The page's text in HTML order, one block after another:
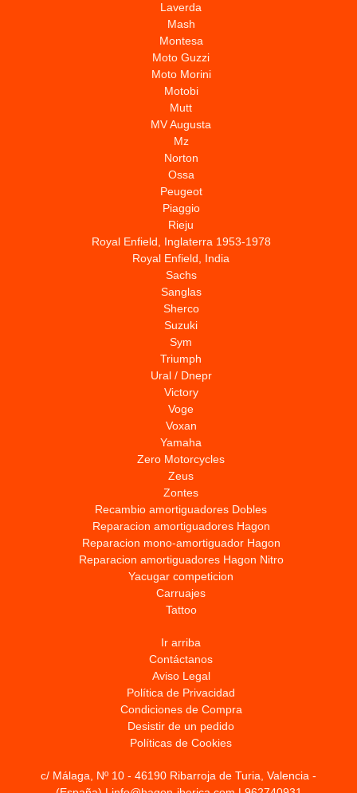
Laverda
Mash
Montesa
Moto Guzzi
Moto Morini
Motobi
Mutt
MV Augusta
Mz
Norton
Ossa
Peugeot
Piaggio
Rieju
Royal Enfield, Inglaterra 1953-1978
Royal Enfield, India
Sachs
Sanglas
Sherco
Suzuki
Sym
Triumph
Ural / Dnepr
Victory
Voge
Voxan
Yamaha
Zero Motorcycles
Zeus
Zontes
Recambio amortiguadores Dobles
Reparacion amortiguadores Hagon
Reparacion mono-amortiguador Hagon
Reparacion amortiguadores Hagon Nitro
Yacugar competicion
Carruajes
Tattoo
Ir arriba
Contáctanos
Aviso Legal
Política de Privacidad
Condiciones de Compra
Desistir de un pedido
Políticas de Cookies
c/ Málaga, Nº 10 - 46190 Ribarroja de Turia, Valencia -